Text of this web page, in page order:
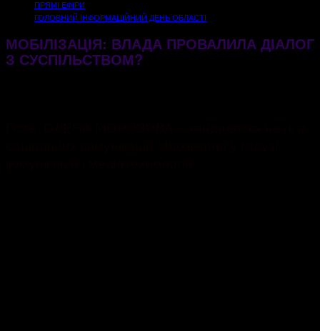
ПРЯМІ ЕФІРИ
ГОЛОВНИЙ ІНФОРМАЦІЙНИЙ ДЕНЬ ОБЛАСТІ
МОБІЛІЗАЦІЯ: ВЛАДА ПРОВАЛИЛА ДІАЛОГ
З СУСПІЛЬСТВОМ?